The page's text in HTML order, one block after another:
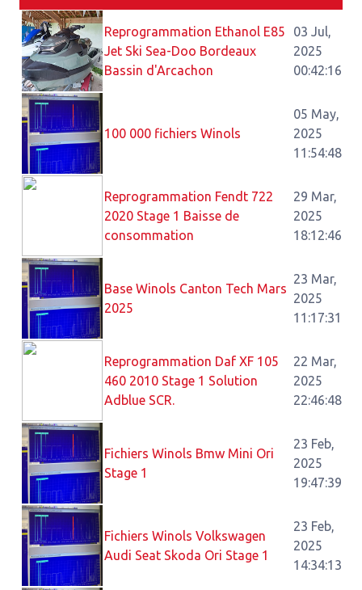
Reprogrammation Ethanol E85
Jet Ski Sea-Doo Bordeaux
Bassin d'Arcachon
03 Jul,
2025
00:42:16
100 000 fichiers Winols
05 May,
2025
11:54:48
Reprogrammation Fendt 722
2020 Stage 1 Baisse de
consommation
29 Mar,
2025
18:12:46
Base Winols Canton Tech Mars
2025
23 Mar,
2025
11:17:31
Reprogrammation Daf XF 105
460 2010 Stage 1 Solution
Adblue SCR.
22 Mar,
2025
22:46:48
Fichiers Winols Bmw Mini Ori
Stage 1
23 Feb,
2025
19:47:39
Fichiers Winols Volkswagen
Audi Seat Skoda Ori Stage 1
23 Feb,
2025
14:34:13